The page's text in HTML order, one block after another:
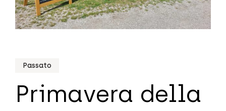
Passato
Primavera della